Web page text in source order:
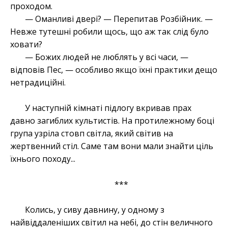
проходом.
— Оманливі двері? — Перепитав Розбійник. —
Невже тутешні робили щось, що аж так слід було
ховати?
— Божих людей не люблять у всі часи, —
відповів Пес, — особливо якщо їхні практики дещо
нетрадиційні.
У наступній кімнаті підлогу вкривав прах
давно загиблих культистів. На протилежному боці
група узріла стовп світла, який світив на
жертвенний стіл. Саме там вони мали знайти ціль
їхнього походу...
***
Колись, у сиву давнину, у одному з
найвіддаленіших світил на небі, до стін величного